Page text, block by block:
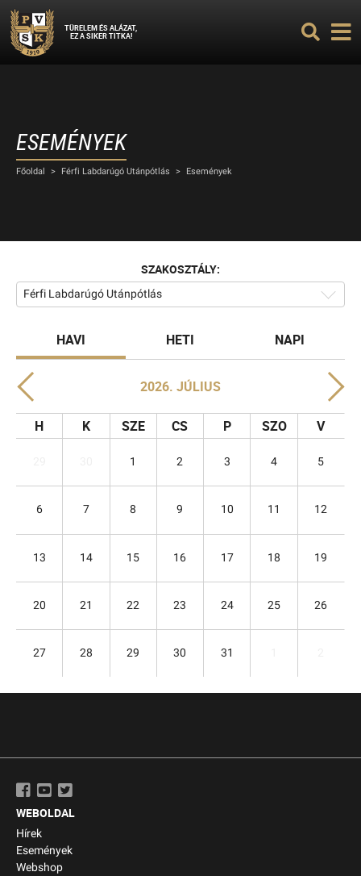
TÜRELEM ÉS ALÁZAT,
EZ A SIKER TITKA!
ESEMÉNYEK
Főoldal > Férfi Labdarúgó Utánpótlás > Események
SZAKOSZTÁLY:
Férfi Labdarúgó Utánpótlás
HAVI HETI NAPI
2026. JÚLIUS
H K SZE CS P SZO V
1 2 3 4 5
6 7 8 9 10 11 12
13 14 15 16 17 18 19
20 21 22 23 24 25 26
27 28 29 30 31
WEBOLDAL
Hírek
Események
Webshop